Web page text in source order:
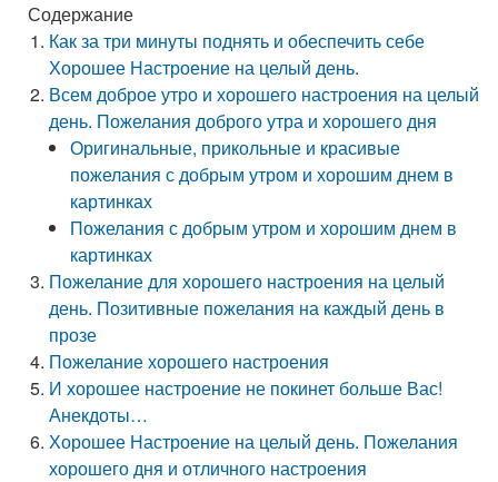
Содержание
Как за три минуты поднять и обеспечить себе
Хорошее Настроение на целый день.
Всем доброе утро и хорошего настроения на целый
день. Пожелания доброго утра и хорошего дня
Оригинальные, прикольные и красивые
пожелания с добрым утром и хорошим днем в
картинках
Пожелания с добрым утром и хорошим днем в
картинках
Пожелание для хорошего настроения на целый
день. Позитивные пожелания на каждый день в
прозе
Пожелание хорошего настроения
И хорошее настроение не покинет больше Вас!
Анекдоты…
Хорошее Настроение на целый день. Пожелания
хорошего дня и отличного настроения